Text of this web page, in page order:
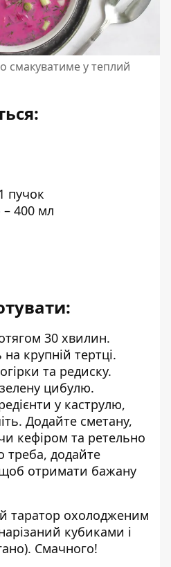
смакуватиме у теплий
пучок
– 400 мл
30 хвилин.
на крупній тертці.
та редиску.
цибулю.
у каструлю,
Додайте сметану,
кефіром та ретельно
додайте
отримати бажану
таратор охолодженим
кубиками і
Смачного!